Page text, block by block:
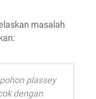
masalah
plassey
dengan